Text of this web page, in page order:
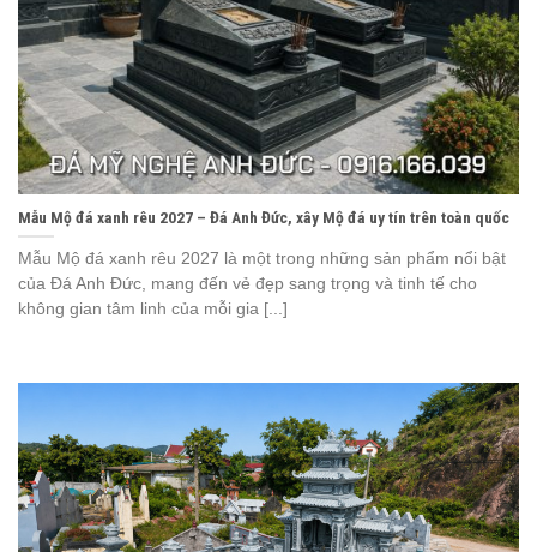
Mẫu Mộ đá xanh rêu 2027 – Đá Anh Đức, xây Mộ đá uy tín trên toàn quốc
Mẫu Mộ đá xanh rêu 2027 là một trong những sản phẩm nổi bật
của Đá Anh Đức, mang đến vẻ đẹp sang trọng và tinh tế cho
không gian tâm linh của mỗi gia [...]